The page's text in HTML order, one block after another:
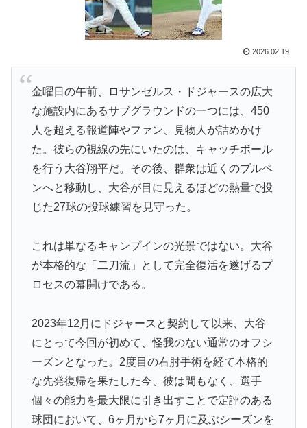
海外「素晴らしい！」日本が買収したUSスチール驚異
の大復活に米国人が大喜び
日本「俺は有名な武士の家系だけど世界のみんなは先祖
▶
【伝説の100得点、いまだ都市伝説扱い】海外「バムの
83点でようやく信じた」
韓国人「日本メディアが大型台風13号が急カーブで韓国
方面に向かって来ると予報！」→「予想外の進路‥」
▶ 3.1節がある月なのに…3月のカレンダーに日本の富士
山・大阪城・桜が描かれ物議＝韓国の反応
▶
大地震が起きても手術をやり遂げる日本の医療チーム、
▶
海外「素晴らしい！」日本が買収したUSスチール驚異
の大復活に米国人が大喜び
▶
イチローさん「僕は本を読まない。好きなアニメはドラ
▶ 海外「日本人はなんて気高いんだ！」 英高級紙も驚愕
した極限の中の日本人の姿に世界が衝撃
▶ 外国人「俺達が見かけたヤバすぎる髪型を集めてみたｗ
ｗｗｗ」
▶ 韓国が独自開発したと自慢する甘いトマト、実はそこら
辺のトマトに砂糖水を注入していただけなのが判明して
2026.02.19
金曜日の午前、ロサンゼルス・ドジャースの広大
な施設内にあるサブグラウンドの一つには、450
人を超える報道陣やファン、見物人が詰めかけ
た。彼らの視線の先にいたのは、キャッチボール
を行う大谷翔平だ。その後、群衆は近くのブルペ
ンへと移動し、大谷が目に見えるほどの熱量で投
じた27球の投球練習を見守った。
これは単なるキャンプインの光景ではない。大谷
が本格的な「二刀流」として完全復活を遂げるプ
ロセスの幕開けである。
2023年12月にドジャースと契約して以来、大谷
にとって今回が初めて、怪我のない通常のオフシ
ーズンとなった。2度目の右肘手術を経て本格的
な先発復帰を果たした今、彼は間もなく、選手
個々の能力を最大限に引き出すことで定評のある
球団において、6ヶ月から7ヶ月に及ぶシーズンを